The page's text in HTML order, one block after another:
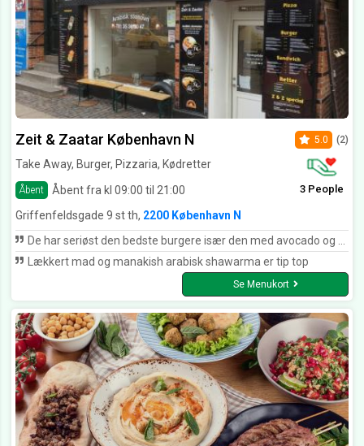
Zeit & Zaatar København N
Take Away, Burger, Pizzaria, Kødretter
Åbent Åbent fra kl 09:00 til 21:00
5.0 (2)
3 People
Griffenfeldsgade 9 st th, 2200 København N
De har seriøst den bedste burgere især den med avocado og den bedste arabisk sharwarma menu
Lækkert mad og manakish arabisk shawarma er tip top
Se Menukort